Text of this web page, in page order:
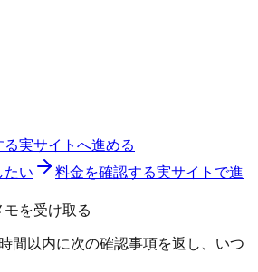
る実サイトへ進める
たい
料金を確認する実サイトで進
を受け取る
間以内に次の確認事項を返し、いつ